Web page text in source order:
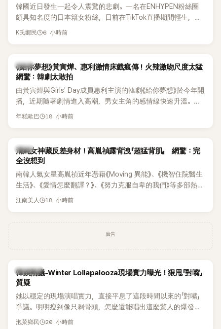
韓國近日發生一起令人震驚的悲劇。一名在ENHYPEN粉絲圈
頗具知名度的日本籍女粉絲，日前在TikTok直播期間輕生，最
終不幸身亡，消息曝光後震驚韓網，也讓不少粉絲湧入社群平
K氏鄉民 6 小時前
韓劇
《給你夢想》黃寅燁、惠利激情床戲瘋傳！火辣激吻尺度太猛
網驚：韓劇太敢拍
由黃寅燁與Girls' Day成員惠利主演的韓劇《給你夢想》於今年開
播，近期隨著劇情進入高潮，男女主角的感情線快速升溫。最
新播出的第8集不僅上演火辣吻戲，更接連出現床戲橋段，讓
年糕歐巴 18 小時前
韓星
清純女神藏反差身材！高胤禎露背洩「超猛背肌」 網驚：完
全沒想到
南韓人氣女星高胤禎近年憑藉《Moving 異能》、《機智住院醫生
生活》、《愛情怎麼翻譯？》、《努力克服自卑的我們》等多部熱門
作品，躍升為韓劇新一代女神代表，不僅演技備受肯定，精緻
傻直呼：「原來她身材這麼猛！」
江南美人 18 小時前
廣告
熱議討論
韓娛熱議-Winter Lollapalooza現場實力曝光！狠甩「對嘴」
質疑
她以穩定的現場演唱實力，直接平息了這段時間以來的「對嘴」
爭議。明明瘦到像只剩骨頭，怎麼還能唱出這麼驚人的爆發力
和音量？
泡菜鄉民 20 小時前